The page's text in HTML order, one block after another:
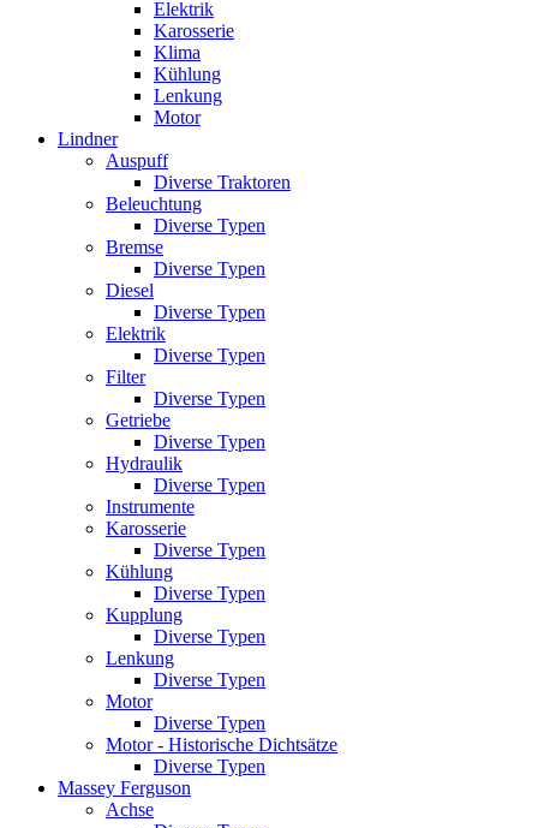
Elektrik
Karosserie
Klima
Kühlung
Lenkung
Motor
Lindner
Auspuff
Diverse Traktoren
Beleuchtung
Diverse Typen
Bremse
Diverse Typen
Diesel
Diverse Typen
Elektrik
Diverse Typen
Filter
Diverse Typen
Getriebe
Diverse Typen
Hydraulik
Diverse Typen
Instrumente
Karosserie
Diverse Typen
Kühlung
Diverse Typen
Kupplung
Diverse Typen
Lenkung
Diverse Typen
Motor
Diverse Typen
Motor - Historische Dichtsätze
Diverse Typen
Massey Ferguson
Achse